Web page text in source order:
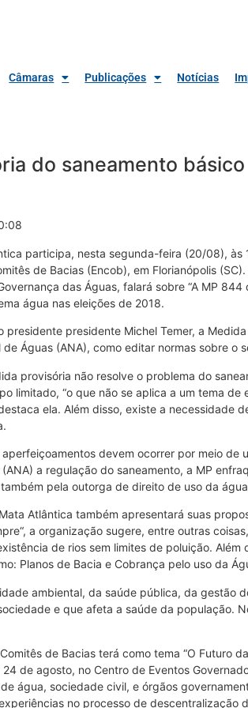
Câmaras Publicações Notícias
do saneamento
participa, nesta segunda-feira (20/08),
de Bacias (Encob), em Florianópolis
das Águas, falará sobre “A MP
água nas eleições de 2018.
presidente presidente Michel Temer, a
Águas (ANA), como editar normas sobre o
provisória não resolve o problema do
limitado, “o que não se aplica a um tema
ela. Além disso, existe a
devem ocorrer por meio
a regulação do saneamento, a MP
pela outorga de direito de uso da
Atlântica também apresentará suas
a organização sugere, entre outras
de rios sem limites de poluição.
Planos de Bacia e Cobrança pelo uso da
ambiental, da saúde pública, da gestão
e que afeta a saúde da população.
de Bacias terá como tema “O Futuro
de agosto, no Centro de Eventos
água, sociedade civil, e órgãos
no processo de